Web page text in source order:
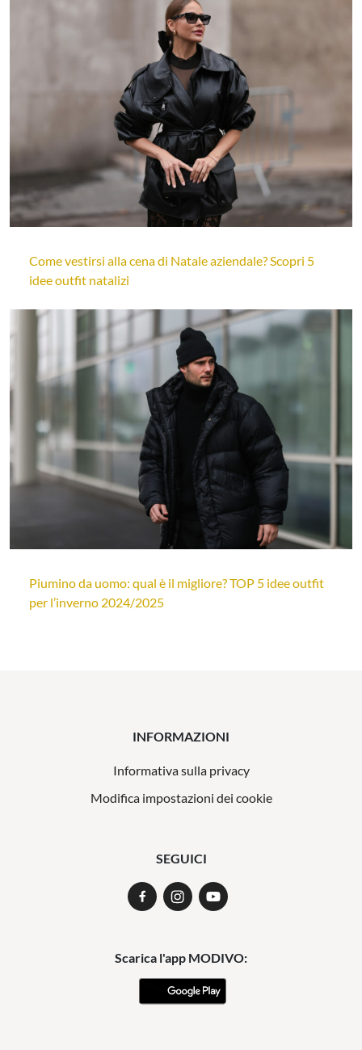
Come vestirsi alla cena di Natale aziendale? Scopri 5
idee outfit natalizi
Piumino da uomo: qual è il migliore? TOP 5 idee outfit
per l’inverno 2024/2025
INFORMAZIONI
Informativa sulla privacy
Modifica impostazioni dei cookie
SEGUICI
Scarica l'app MODIVO: